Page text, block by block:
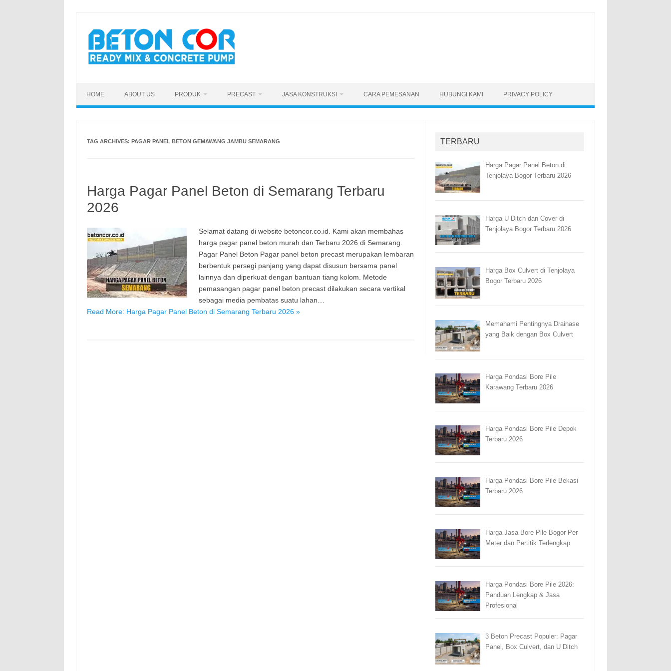
content
HOME ABOUT US PRODUK PRECAST JASA KONSTRUKSI CARA PEMESANAN HUBUNGI KAMI PRIVACY POLICY
TAG ARCHIVES: PAGAR PANEL BETON GEMAWANG JAMBU SEMARANG
Harga Pagar Panel Beton di Semarang Terbaru
2026
Selamat datang di website betoncor.co.id. Kami akan membahas
harga pagar panel beton murah dan Terbaru 2026 di Semarang.
Pagar Panel Beton Pagar panel beton precast merupakan lembaran
berbentuk persegi panjang yang dapat disusun bersama panel
lainnya dan diperkuat dengan bantuan tiang kolom. Metode
pemasangan pagar panel beton precast dilakukan secara vertikal
sebagai media pembatas suatu lahan…
Read More: Harga Pagar Panel Beton di Semarang Terbaru 2026 »
TERBARU
Harga Pagar Panel Beton di
Tenjolaya Bogor Terbaru 2026
Harga U Ditch dan Cover di
Tenjolaya Bogor Terbaru 2026
Harga Box Culvert di Tenjolaya
Bogor Terbaru 2026
Memahami Pentingnya Drainase
yang Baik dengan Box Culvert
Harga Pondasi Bore Pile
Karawang Terbaru 2026
Harga Pondasi Bore Pile Depok
Terbaru 2026
Harga Pondasi Bore Pile Bekasi
Terbaru 2026
Harga Jasa Bore Pile Bogor Per
Meter dan Pertitik Terlengkap
Harga Pondasi Bore Pile 2026:
Panduan Lengkap & Jasa
Profesional
3 Beton Precast Populer: Pagar
Panel, Box Culvert, dan U Ditch